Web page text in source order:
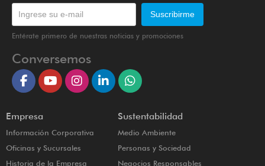
Entérate primero de nuestras noticias y promociones
Conversemos
Empresa
Información Corporativa
Oficinas y Sucursales
Historia de la Empresa
Sustentabilidad
Medio Ambiente
Personas y Sociedad
Negocios Responsables